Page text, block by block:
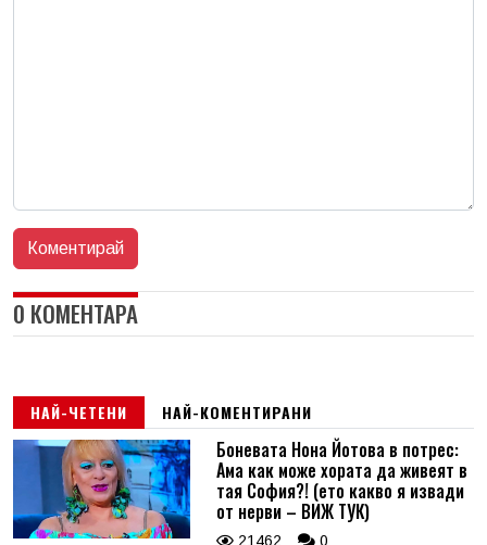
0 КОМЕНТАРА
НАЙ-ЧЕТЕНИ НАЙ-КОМЕНТИРАНИ
Боневата Нона Йотова в потрес:
Ама как може хората да живеят в
тая София?! (ето какво я извади
от нерви – ВИЖ ТУК)
21462 0